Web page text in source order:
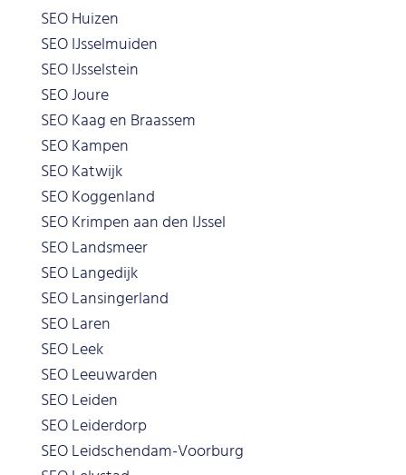
SEO Huizen
SEO IJsselmuiden
SEO IJsselstein
SEO Joure
SEO Kaag en Braassem
SEO Kampen
SEO Katwijk
SEO Koggenland
SEO Krimpen aan den IJssel
SEO Landsmeer
SEO Langedijk
SEO Lansingerland
SEO Laren
SEO Leek
SEO Leeuwarden
SEO Leiden
SEO Leiderdorp
SEO Leidschendam-Voorburg